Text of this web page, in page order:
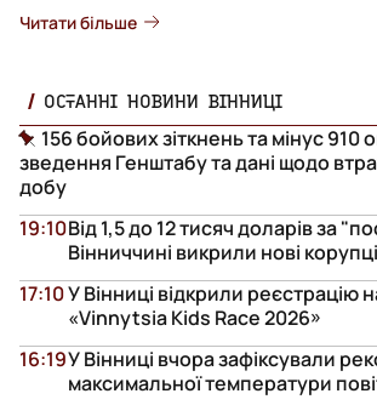
Читати більше
ОСТАННІ НОВИНИ ВІННИЦІ
156 бойових зіткнень та мінус 910
зведення Генштабу та дані щодо
добу
Від 1,5 до 12 тисяч доларів за
Вінниччині викрили нові
19:10
У Вінниці відкрили реєстрацію
«Vinnytsia Kids Race 2026»
17:10
У Вінниці вчора зафіксували
максимальної температури
16:19